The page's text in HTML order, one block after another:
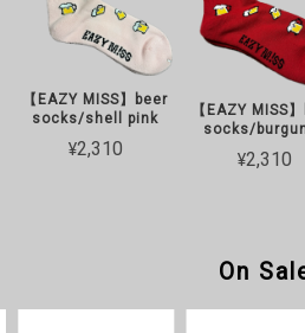
【EAZY MISS】beer
socks/shell pink
¥2,310
【EAZY MISS
socks/
¥2,310
On